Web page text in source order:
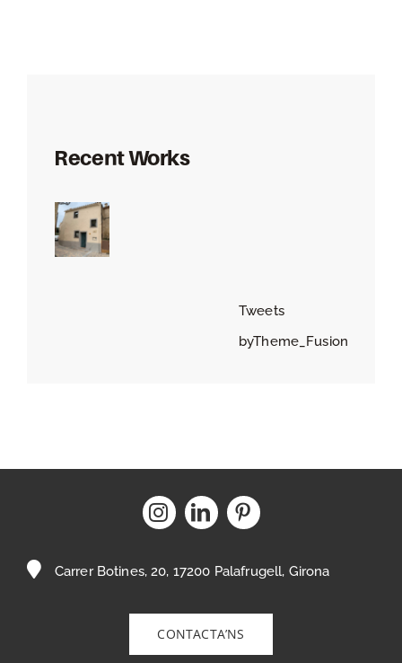
Recent Works
Tweets
byTheme_Fusion
Carrer Botines, 20, 17200 Palafrugell, Girona
CONTACTA’NS